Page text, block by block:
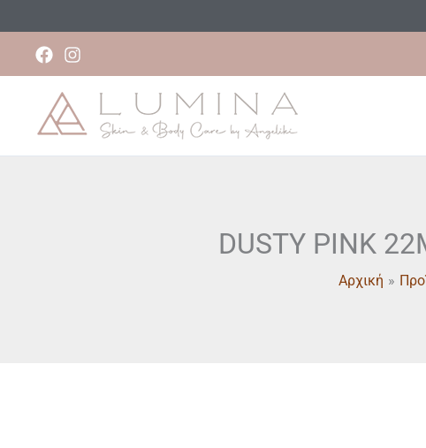
στο
περιεχόμενο
DUSTY PINK
Αρχική